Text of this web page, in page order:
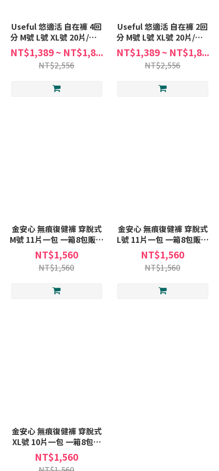
Useful 悠適活 自在褲 4回
分 M號 L號 XL號 20片/包 4
包/箱 尿褲 紙尿褲 日本製
NT$1,389 ~ NT$1,8...
NT$2,556
Useful 悠適活 自在褲 2回
分 M號 L號 XL號 20片/包 4
包/箱 尿褲 紙尿褲 日本製
NT$1,389 ~ NT$1,8...
NT$2,556
金安心 無痕復健褲 穿脫式
M號 11片一包 一箱8包販售
穿脫式尿布 成人 尿布 紙尿
褲
NT$1,560
NT$1,560
金安心 無痕復健褲 穿脫式
L號 11片一包 一箱8包販售
穿脫式尿布 成人 尿布 紙尿
褲
NT$1,560
NT$1,560
金安心 無痕復健褲 穿脫式
XL號 10片一包 一箱8包販
售 穿脫式尿布 成人 尿布 紙
尿褲
NT$1,560